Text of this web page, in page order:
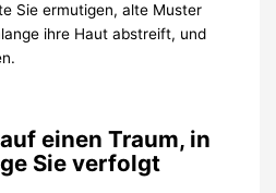
Sie ermutigen, alte Muster
ihre Haut abstreift, und
einen Traum, in
Sie verfolgt